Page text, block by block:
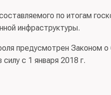
по итогам
инфраструктуры.
предусмотрен Законом
с 1 января 2018 г.